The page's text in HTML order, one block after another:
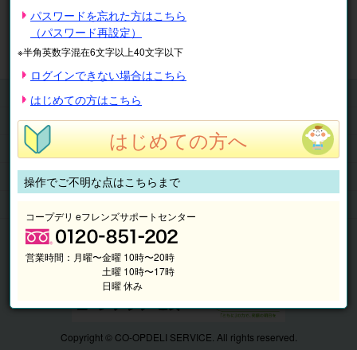
マイページ 注文履歴
抽選結果
請求内容
チケット
くらしのサービス
このサイトの使い方
マイページ
Copyright © CO-OPDELI SERVICE. All rights reserved.
パスワードを忘れた方はこちら
（パスワード再設定）
※半角英数字混在6文字以上40文字以下
ログインできない場合はこちら
はじめての方はこちら
はじめての方へ
操作でご不明な点はこちらまで
コープデリ eフレンズサポートセンター
営業時間： 月曜〜金曜 10時〜20時
土曜 10時〜17時
日曜 休み